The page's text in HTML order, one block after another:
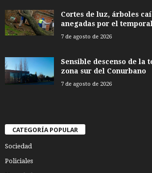
Cortes de luz, árboles
anegadas por el
7 de agosto de 2026
Sensible descenso de la
zona sur del Conurbano
7 de agosto de 2026
CATEGORÍA POPULAR
Sociedad
Policiales